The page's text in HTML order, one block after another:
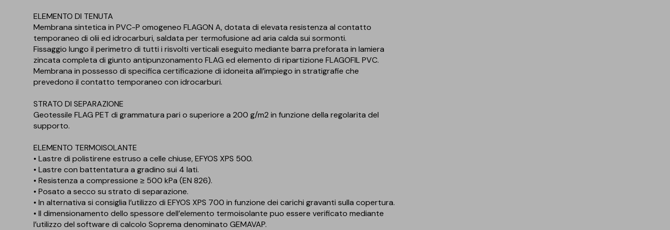
ELEMENTO DI TENUTA
Membrana sintetica in PVC-P omogeneo FLAGON A, dotata di elevata resistenza al contatto
temporaneo di olii ed idrocarburi, saldata per termofusione ad aria calda sui sormonti.
Fissaggio lungo il perimetro di tutti i risvolti verticali eseguito mediante barra preforata in lamiera
zincata completa di giunto antipunzonamento FLAG ed elemento di ripartizione FLAGOFIL PVC.
Membrana in possesso di specifica certificazione di idoneita all’impiego in stratigrafie che
prevedono il contatto temporaneo con idrocarburi.
STRATO DI SEPARAZIONE
Geotessile FLAG PET di grammatura pari o superiore a 200 g/m2 in funzione della regolarita del
supporto.
ELEMENTO TERMOISOLANTE
• Lastre di polistirene estruso a celle chiuse, EFYOS XPS 500.
• Lastre con battentatura a gradino sui 4 lati.
• Resistenza a compressione ≥ 500 kPa (EN 826).
• Posato a secco su strato di separazione.
• In alternativa si consiglia l’utilizzo di EFYOS XPS 700 in funzione dei carichi gravanti sulla copertura.
• Il dimensionamento dello spessore dell’elemento termoisolante puo essere verificato mediante
l’utilizzo del software di calcolo Soprema denominato GEMAVAP.